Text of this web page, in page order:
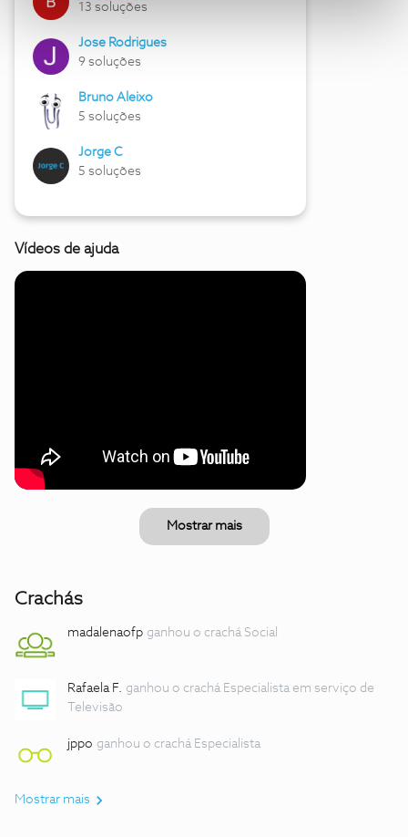
13 soluções
Jose Rodrigues
9 soluções
Bruno Aleixo
5 soluções
Jorge C
5 soluções
Vídeos de ajuda
Mostrar mais
Crachás
madalenaofp ganhou o crachá Social
Rafaela F. ganhou o crachá Especialista em serviço de
Televisão
jppo ganhou o crachá Especialista
Mostrar mais